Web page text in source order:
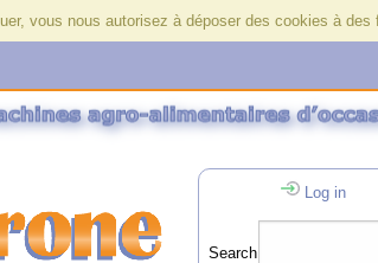
vous nous autorisez à déposer des cookies à
Log in
Search